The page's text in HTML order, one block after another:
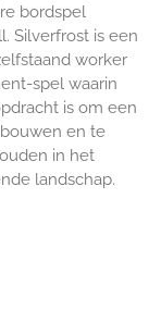
bordspel
Silverfrost is een
worker
spel waarin
is om een
en te
in het
landschap.